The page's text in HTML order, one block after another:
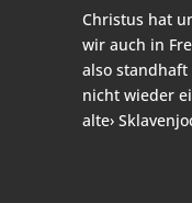
Christus hat
wir auch in
also
nicht wieder
alte›